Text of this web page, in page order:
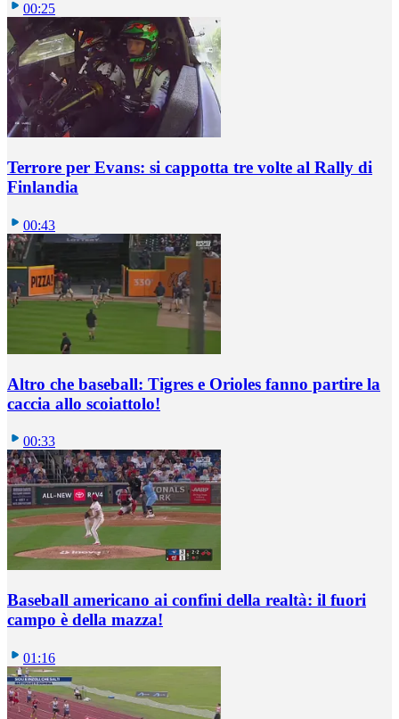
00:25
Terrore per Evans: si cappotta tre volte al Rally di
Finlandia
00:43
Altro che baseball: Tigres e Orioles fanno partire la
caccia allo scoiattolo!
00:33
Baseball americano ai confini della realtà: il fuori
campo è della mazza!
01:16